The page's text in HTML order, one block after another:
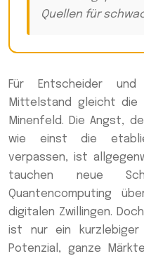
Quellen für
Für Entscheider
Mittelstand gleicht die
Minenfeld. Die Angst,
wie einst die
verpassen, ist
tauchen neue
Quantencomputing
digitalen Zwillingen.
ist nur ein
Potenzial, ganze